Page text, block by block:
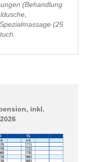
(Behandlung
(25
inkl.